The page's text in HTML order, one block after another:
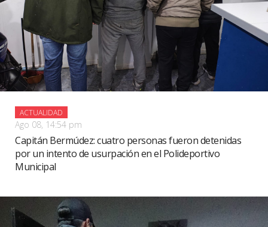
ACTUALIDAD
Ago 08, 14:54 pm
Capitán Bermúdez: cuatro personas fueron detenidas
por un intento de usurpación en el Polideportivo
Municipal